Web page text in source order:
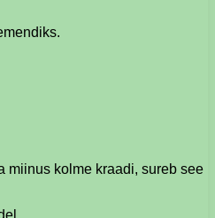
miinus kolme kraadi, sureb see